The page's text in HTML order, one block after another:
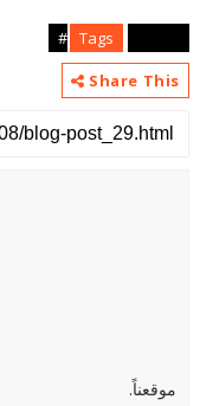
Tags
Share This
موقعناً.